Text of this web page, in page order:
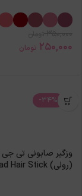
250,000 تومان
-34%
(رولی) Bed Head Hair Stick